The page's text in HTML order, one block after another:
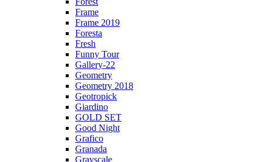
Frame
Frame 2019
Foresta
Fresh
Funny Tour
Gallery-22
Geometry
Geometry 2018
Geotropick
Giardino
GOLD SET
Good Night
Grafico
Granada
Grayscale